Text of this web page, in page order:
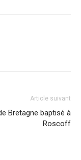
Article suivant
Bretagne baptisé à
Roscoff